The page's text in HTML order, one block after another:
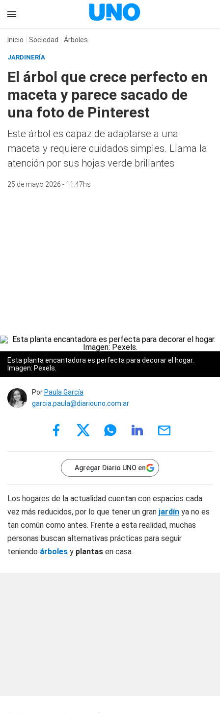
Inicio Sociedad Árboles
JARDINERÍA
El árbol que crece perfecto en
maceta y parece sacado de
una foto de Pinterest
Este árbol es capaz de adaptarse a una
maceta y requiere cuidados simples. Llama la
atención por sus hojas verde brillantes
25 de mayo 2026 - 11:47hs
Esta planta encantadora es perfecta para decorar el hogar.
Imagen: Pexels.
Por Paula García
garcia.paula@diariouno.com.ar
Agregar Diario UNO en
Los hogares de la actualidad cuentan con espacios cada
vez más reducidos, por lo que tener un gran jardín ya no es
tan común como antes. Frente a esta realidad, muchas
personas buscan alternativas prácticas para seguir
teniendo árboles y plantas en casa.